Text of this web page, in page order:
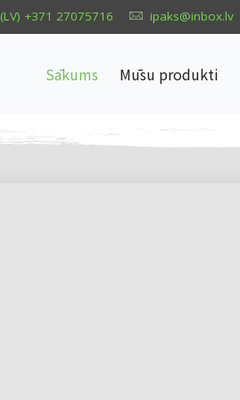
(LV) +371 27075716 ipaks@inbox.lv
Sākums Mūsu produkti